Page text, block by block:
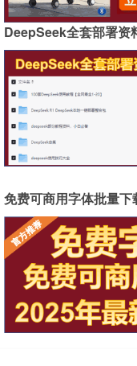
DeepSeek全套部署资
免费可商用字体批量下